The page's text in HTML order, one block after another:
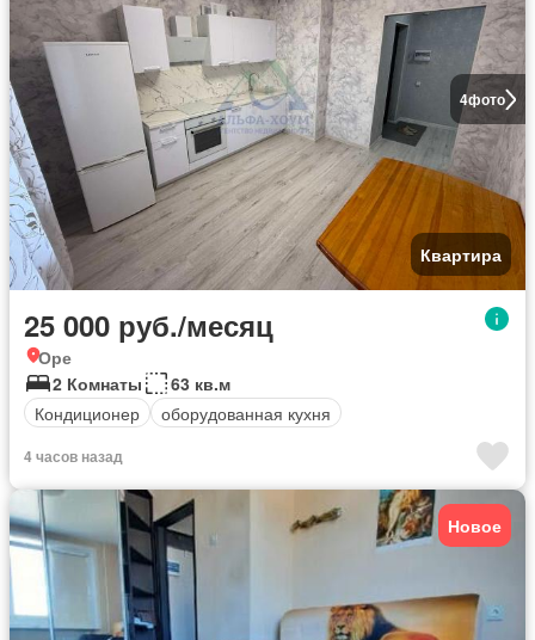
4фото
Квартира
25 000 руб./месяц
Оре
2 Комнаты
63 кв.м
Кондиционер
оборудованная кухня
4 часов назад
Новое